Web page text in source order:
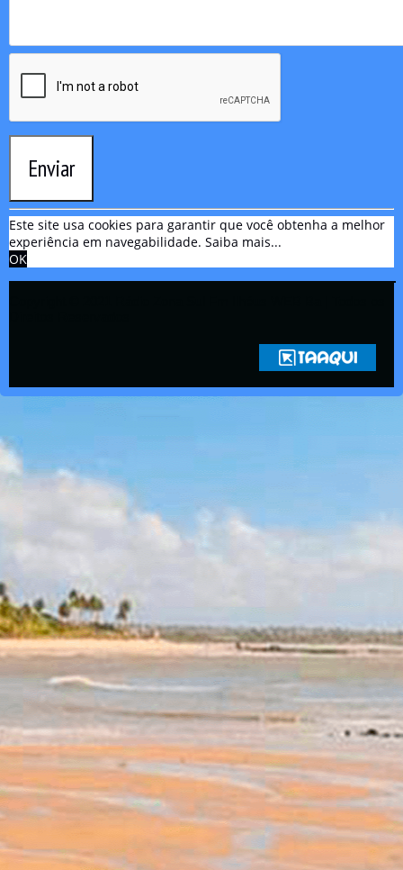
Enviar
Este site usa cookies para garantir que você obtenha a melhor
experiência em navegabilidade. Saiba mais...
OK